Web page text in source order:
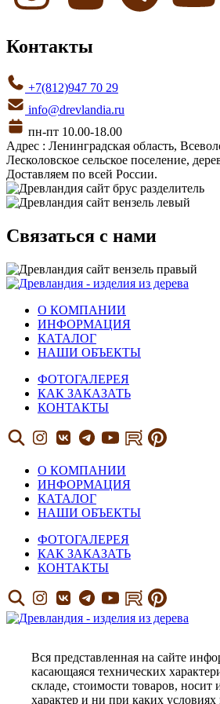
Контакты
+7(812)947 70 29
info@drevlandia.ru
пн-пт 10.00-18.00
Адрес : Ленинградская область,
Лесколовское сельское поселение,
Доставляем по всей России.
Связаться с нами
О КОМПАНИИ
ИНФОРМАЦИЯ
КАТАЛОГ
НАШИ ОБЪЕКТЫ
ФОТОГАЛЕРЕЯ
КАК ЗАКАЗАТЬ
КОНТАКТЫ
О КОМПАНИИ
ИНФОРМАЦИЯ
КАТАЛОГ
НАШИ ОБЪЕКТЫ
ФОТОГАЛЕРЕЯ
КАК ЗАКАЗАТЬ
КОНТАКТЫ
Вся представленная на сайте
касающаяся технических
складе, стоимости товаров,
характер и ни при каких условиях